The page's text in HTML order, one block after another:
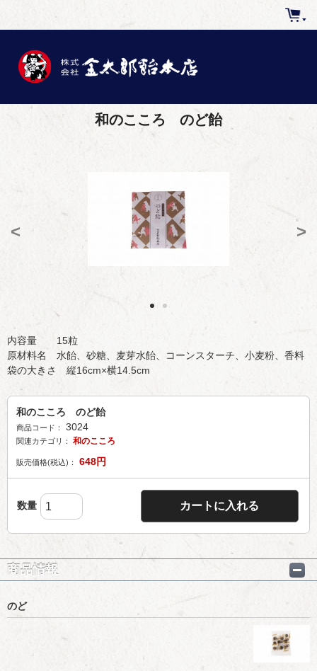
和のこころ のど飴
< >
内容量 15粒
原材料名 水飴、砂糖、麦芽水飴、コーンスターチ、小麦粉、香料
袋の大きさ 縦16cm×横14.5cm
和のこころ のど飴
商品コード： 3024
関連カテゴリ： 和のこころ
販売価格(税込)： 648円
数量 カートに入れる
商品情報
のど